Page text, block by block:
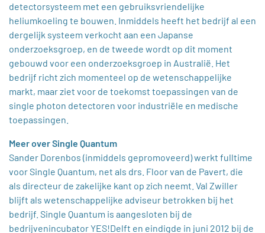
detectorsysteem met een gebruiksvriendelijke
heliumkoeling te bouwen. Inmiddels heeft het bedrijf al een
dergelijk systeem verkocht aan een Japanse
onderzoeksgroep, en de tweede wordt op dit moment
gebouwd voor een onderzoeksgroep in Australië. Het
bedrijf richt zich momenteel op de wetenschappelijke
markt, maar ziet voor de toekomst toepassingen van de
single photon detectoren voor industriële en medische
toepassingen.
Meer over Single Quantum
Sander Dorenbos (inmiddels gepromoveerd) werkt fulltime
voor Single Quantum, net als drs. Floor van de Pavert, die
als directeur de zakelijke kant op zich neemt. Val Zwiller
blijft als wetenschappelijke adviseur betrokken bij het
bedrijf. Single Quantum is aangesloten bij de
bedrijvenincubator YES!Delft en eindigde in juni 2012 bij de